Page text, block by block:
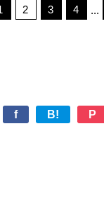
f B! P